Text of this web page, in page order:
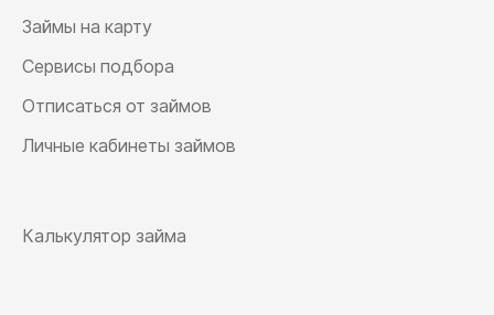
Займы на карту
Сервисы подбора
Отписаться от займов
Личные кабинеты займов
Калькулятор займа